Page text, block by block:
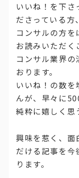
いいね！を下さ
ださっている方
コンサルの方
お読みいただく
コンサル業界の
おります。
いいね！の数
んが、早々に
純粋に嬉しく思
興味を惹く、面
だける記事を今
ります。